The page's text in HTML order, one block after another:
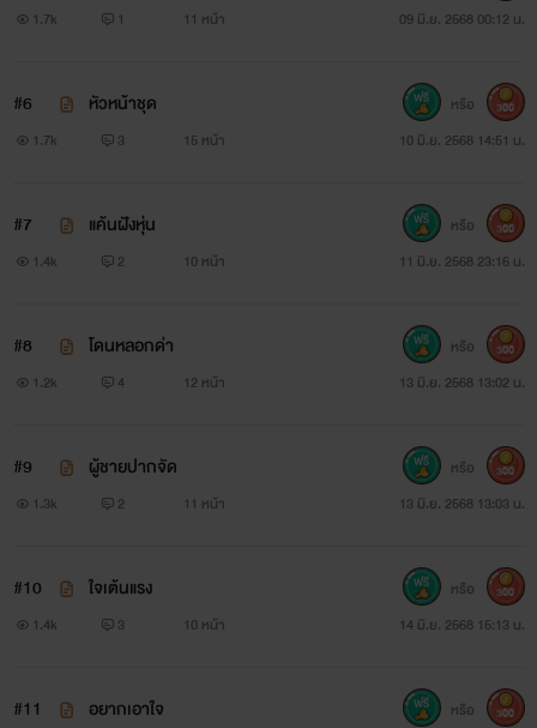
1.7k 1 11 หน้า 09 มิ.ย. 2568 00:12 น.
#6 หัวหน้าชุด
1.7k 3 15 หน้า 10 มิ.ย. 2568 14:51 น.
หรือ 300
#7 แค้นฝังหุ่น
1.4k 2 10 หน้า 11 มิ.ย. 2568 23:16 น.
หรือ 300
#8 โดนหลอกด่า
1.2k 4 12 หน้า 13 มิ.ย. 2568 13:02 น.
หรือ 300
#9 ผู้ชายปากจัด
1.3k 2 11 หน้า 13 มิ.ย. 2568 13:03 น.
หรือ 300
#10 ใจเต้นแรง
1.4k 3 10 หน้า 14 มิ.ย. 2568 15:13 น.
หรือ 300
#11 อยากเอาใจ หรือ 300